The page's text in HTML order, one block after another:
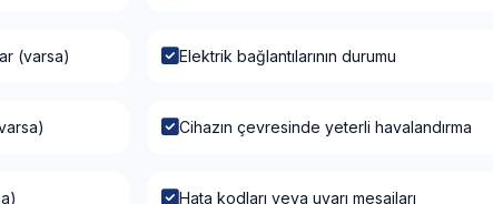
(varsa) Elektrik bağlantılarının durumu
Cihazın çevresinde yeterli havalandırma
Hata kodları veya uyarı mesajları